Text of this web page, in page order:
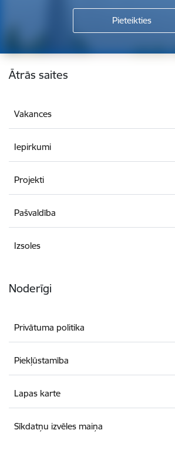
Kājene
Ātrās saites
Vakances
Iepirkumi
Projekti
Pašvaldība
Izsoles
Noderīgi
Privātuma politika
Piekļūstamība
Lapas karte
Sīkdatņu izvēles maiņa